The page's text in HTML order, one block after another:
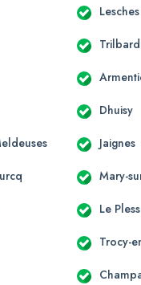
Lesches
Dhuisy
Jaignes
Mary-
Le
Trocy-